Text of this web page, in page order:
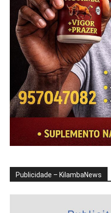
Publicidade – KilambaNews